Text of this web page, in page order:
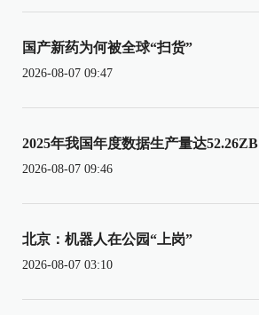
国产新药为何被全球“扫货”
2026-08-07 09:47
2025年我国年度数据生产量达52.26ZB
2026-08-07 09:46
北京：机器人在公园“上岗”
2026-08-07 03:10